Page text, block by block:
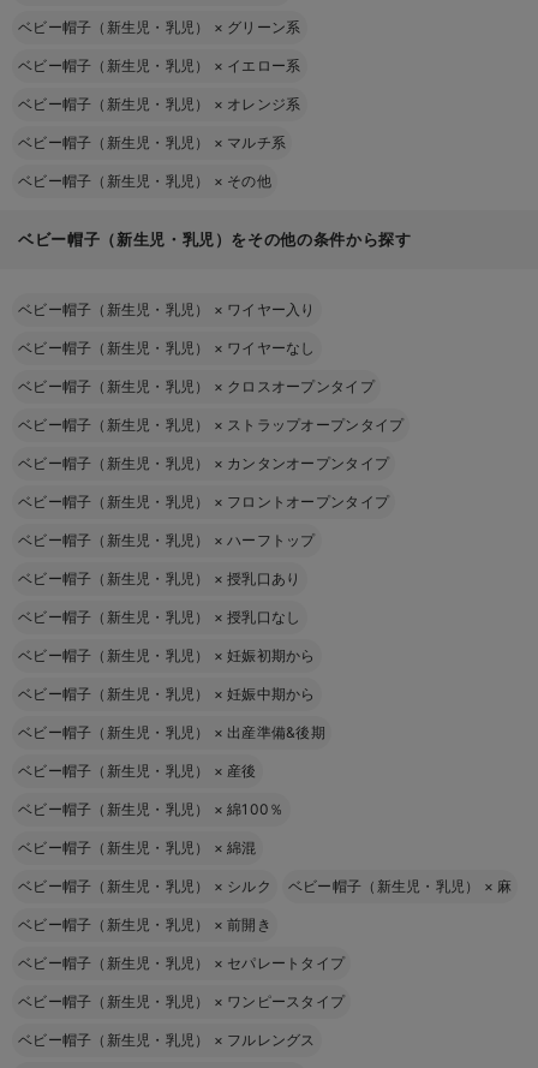
ベビー帽子（新生児・乳児） × グリーン系
ベビー帽子（新生児・乳児） × イエロー系
ベビー帽子（新生児・乳児） × オレンジ系
ベビー帽子（新生児・乳児） × マルチ系
ベビー帽子（新生児・乳児） × その他
ベビー帽子（新生児・乳児）をその他の条件から探す
ベビー帽子（新生児・乳児） × ワイヤー入り
ベビー帽子（新生児・乳児） × ワイヤーなし
ベビー帽子（新生児・乳児） × クロスオープンタイプ
ベビー帽子（新生児・乳児） × ストラップオープンタイプ
ベビー帽子（新生児・乳児） × カンタンオープンタイプ
ベビー帽子（新生児・乳児） × フロントオープンタイプ
ベビー帽子（新生児・乳児） ×ハーフトップ
ベビー帽子（新生児・乳児） ×授乳口あり
ベビー帽子（新生児・乳児） ×授乳口なし
ベビー帽子（新生児・乳児） ×妊娠初期から
ベビー帽子（新生児・乳児） ×妊娠中期から
ベビー帽子（新生児・乳児） × 出産準備&後期
ベビー帽子（新生児・乳児） × 産後
ベビー帽子（新生児・乳児） ×綿100％
ベビー帽子（新生児・乳児） ×綿混
ベビー帽子（新生児・乳児） × シルク ベビー帽子（新生児・乳児） × 麻
ベビー帽子（新生児・乳児） ×前開き
ベビー帽子（新生児・乳児） × セパレートタイプ
ベビー帽子（新生児・乳児） × ワンピースタイプ
ベビー帽子（新生児・乳児） × フルレングス